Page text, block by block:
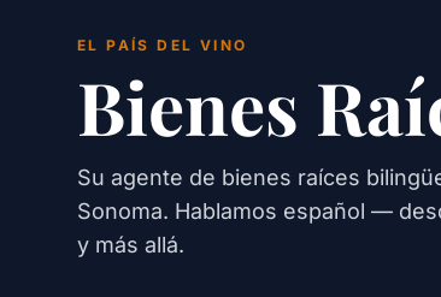
EL PAÍS DEL VINO
Bienes
Su agente de bienes raíces
Sonoma. Hablamos español —
y más allá.